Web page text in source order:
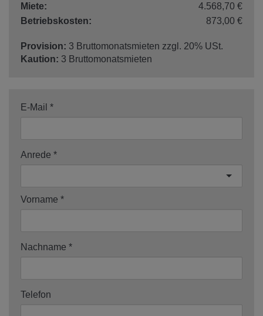
Miete:
4.568,70 €
Betriebskosten:
873,00 €
Provision: 3 Bruttomonatsmieten zzgl. 20% USt.
Kaution: 3 Bruttomonatsmieten
E-Mail
Anrede
Vorname
Nachname
Telefon